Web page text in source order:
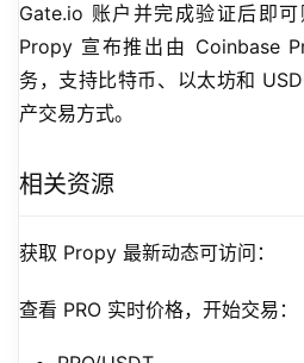
Gate.io 账户并完成验证后即
Propy 宣布推出由 Coinbase
务，支持比特币、以太坊和
产交易方式。
相关资源
获取 Propy 最新动态可访问：
查看 PRO 实时价格，开始交易：